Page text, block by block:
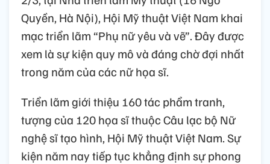
Quyền, Hà Nội), Hội Mỹ thuật Việt Nam khai
mạc triển lãm “Phụ nữ yêu và vẽ”. Đây được
xem là sự kiện quy mô và đáng chờ đợi nhất
trong năm của các nữ họa sĩ.
Triển lãm giới thiệu 160 tác phẩm tranh,
tượng của 120 họa sĩ thuộc Câu lạc bộ Nữ
nghệ sĩ tạo hình, Hội Mỹ thuật Việt Nam. Sự
kiện năm nay tiếp tục khẳng định sự phong